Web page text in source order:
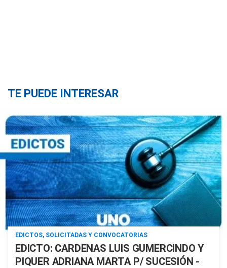
TE PUEDE INTERESAR
EDICTOS, SOLICITADAS Y CONVOCATORIAS
EDICTO: CARDENAS LUIS GUMERCINDO Y
PIQUER ADRIANA MARTA P/ SUCESIÓN -